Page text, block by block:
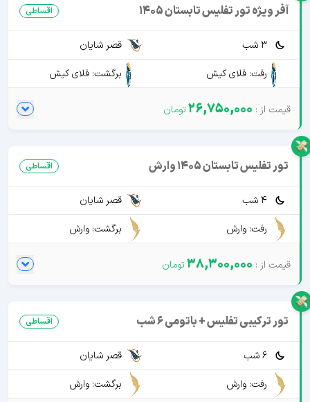
آفر ویژه تور تفلیس تابستان 1405 اقساطی
3 شب
قصر شایان
رفت: فلای کیش
برگشت: فلای کیش
26,750,000
تور تفلیس تابستان 1405 وارش اقساطی
4 شب
قصر شایان
رفت: وارش
برگشت: وارش
38,300,000
تور ترکیبی تفلیس + باتومی 6 شب اقساطی
6 شب
قصر شایان
رفت: وارش
برگشت: وارش